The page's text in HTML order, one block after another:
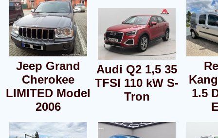
Jeep Grand
Cherokee
LIMITED Model
2006
Audi Q2 1,5 35
TFSI 110 kW S-
Tron
1.5